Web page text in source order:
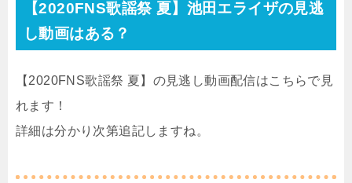
【2020FNS歌謡祭 夏】池田エライザの見逃
し動画はある？
【2020FNS歌謡祭 夏】の見逃し動画配信はこちらで見
れます！
詳細は分かり次第追記しますね。